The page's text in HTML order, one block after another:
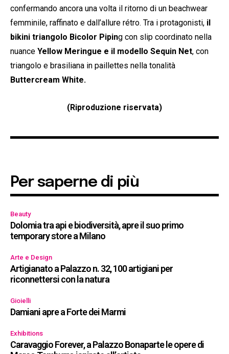
confermando ancora una volta il ritorno di un beachwear
femminile, raffinato e dall’allure rétro. Tra i protagonisti, il
bikini triangolo Bicolor Piping con slip coordinato nella
nuance Yellow Meringue e il modello Sequin Net, con
triangolo e brasiliana in paillettes nella tonalità
Buttercream White.
(Riproduzione riservata)
Per saperne di più
Beauty
Dolomia tra api e biodiversità, apre il suo primo
temporary store a Milano
Arte e Design
Artigianato a Palazzo n. 32, 100 artigiani per
riconnettersi con la natura
Gioielli
Damiani apre a Forte dei Marmi
Exhibitions
Caravaggio Forever, a Palazzo Bonaparte le opere di